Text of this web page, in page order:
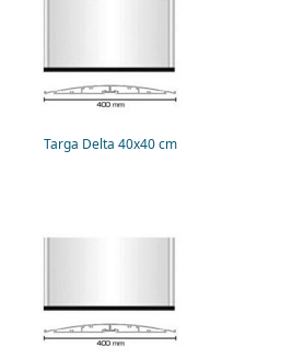
Targa Delta 40x40 cm